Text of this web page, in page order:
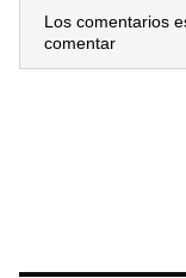
Los comentarios
comentar